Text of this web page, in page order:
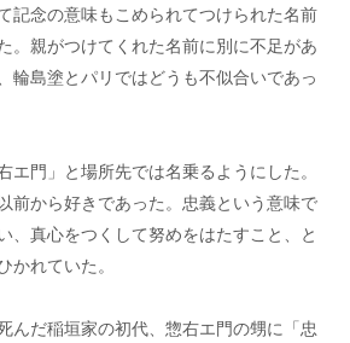
記念の意味もこめられてつけられた名前
。親がつけてくれた名前に別に不足があ
輪島塗とパリではどうも不似合いであっ
エ門」と場所先では名乗るようにした。
前から好きであった。忠義という意味で
、真心をつくして努めをはたすこと、と
かれていた。
んだ稲垣家の初代、惣右エ門の甥に「忠